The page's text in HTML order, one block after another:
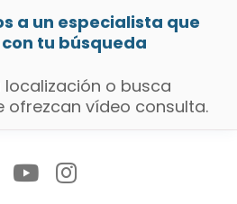
a un especialista que
tu búsqueda
o busca
ofrezcan vídeo consulta.